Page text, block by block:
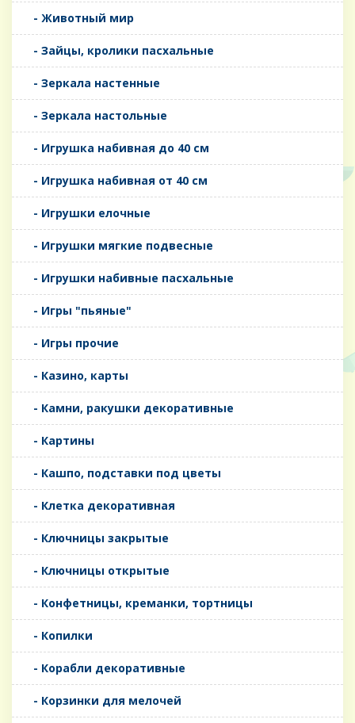
- Животный мир
- Зайцы, кролики пасхальные
- Зеркала настенные
- Зеркала настольные
- Игрушка набивная до 40 см
- Игрушка набивная от 40 см
- Игрушки елочные
- Игрушки мягкие подвесные
- Игрушки набивные пасхальные
- Игры "пьяные"
- Игры прочие
- Казино, карты
- Камни, ракушки декоративные
- Картины
- Кашпо, подставки под цветы
- Клетка декоративная
- Ключницы закрытые
- Ключницы открытые
- Конфетницы, креманки, тортницы
- Копилки
- Корабли декоративные
- Корзинки для мелочей